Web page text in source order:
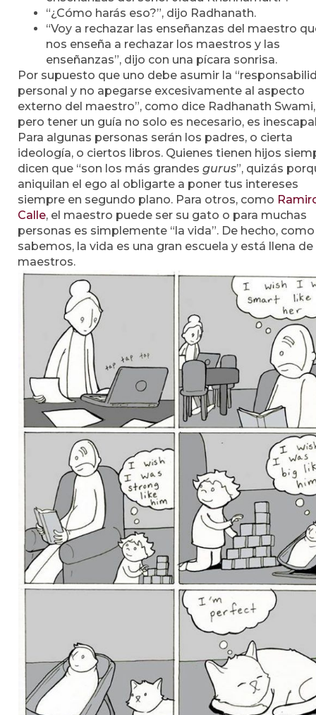
“¿Cómo harás eso?”, dijo Radhanath.
“Voy a rechazar las enseñanzas del maestro
nos enseña a rechazar los maestros y las
enseñanzas”, dijo con una pícara sonrisa.
Por supuesto que uno debe asumir la
personal y no apegarse excesivamente al aspecto
externo del maestro”, como dice Radhanath Swami,
pero tener un guía no solo es necesario, es
Para algunas personas serán los padres, o cierta
ideología, o ciertos libros. Quienes tienen hijos
dicen que “son los más grandes gurus”, quizás
aniquilan el ego al obligarte a poner tus intereses
siempre en segundo plano. Para otros, como
Calle, el maestro puede ser su gato o para muchas
personas es simplemente “la vida”. De hecho,
sabemos, la vida es una gran escuela y está llena de
maestros.